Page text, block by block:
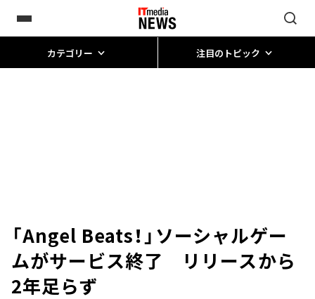
カテゴリー 注目のトピック
「Angel Beats！」ソーシャルゲー
ムがサービス終了 リリースから
2年足らず